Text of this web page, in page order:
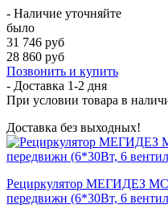
- Наличие уточняйте
было
31 746 руб
28 860 руб
Позвонить и купить
- Доставка 1-2 дня
При условии товара в
Доставка без выходных!
Рециркулятор МЕГИДЕЗ
передвижн (6*30Вт, 6